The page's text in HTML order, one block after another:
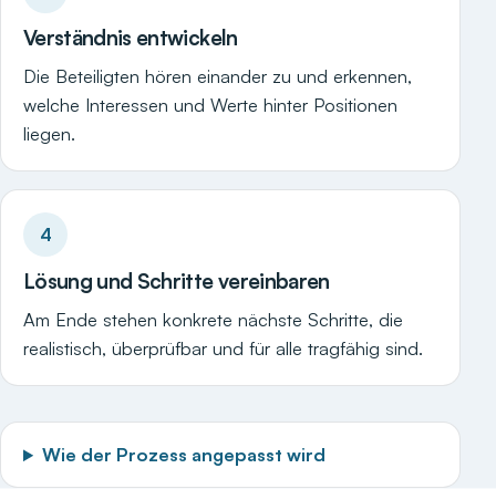
Verständnis entwickeln
Die Beteiligten hören einander zu und erkennen,
welche Interessen und Werte hinter Positionen
liegen.
4
Lösung und Schritte vereinbaren
Am Ende stehen konkrete nächste Schritte, die
realistisch, überprüfbar und für alle tragfähig sind.
Wie der Prozess angepasst wird